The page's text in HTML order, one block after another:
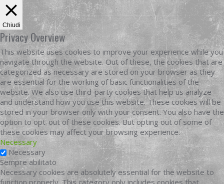
Chiudi
Privacy Overview
This website uses cookies to improve your experience while you
navigate through the website. Out of these, the cookies that are
categorized as necessary are stored on your browser as they
are essential for the working of basic functionalities of the
website. We also use third-party cookies that help us analyze
and understand how you use this website. These cookies will be
stored in your browser only with your consent. You also have the
option to opt-out of these cookies. But opting out of some of
these cookies may affect your browsing experience.
Necessary
Necessary
Sempre abilitato
Necessary cookies are absolutely essential for the website to
function properly. This category only includes cookies that